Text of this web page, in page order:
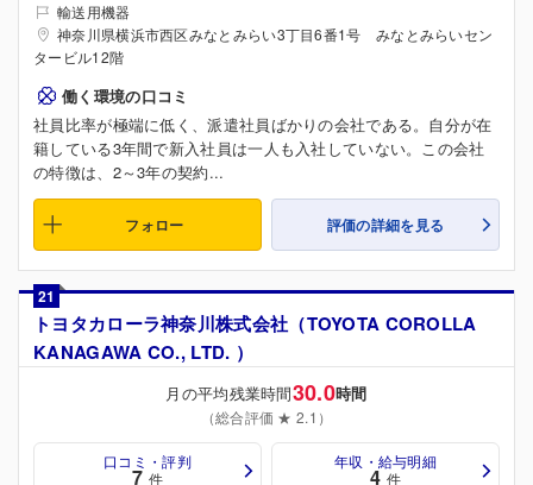
輸送用機器
神奈川県横浜市西区みなとみらい3丁目6番1号 みなとみらいセン
タービル12階
働く環境の口コミ
社員比率が極端に低く、派遣社員ばかりの会社である。自分が在
籍している3年間で新入社員は一人も入社していない。この会社
の特徴は、2～3年の契約...
フォロー 評価の詳細を見る
21
トヨタカローラ神奈川株式会社（TOYOTA COROLLA
KANAGAWA CO., LTD. ）
月の平均残業時間30.0時間
（総合評価 ★ 2.1）
口コミ・評判
7 件
年収・給与明細
4 件